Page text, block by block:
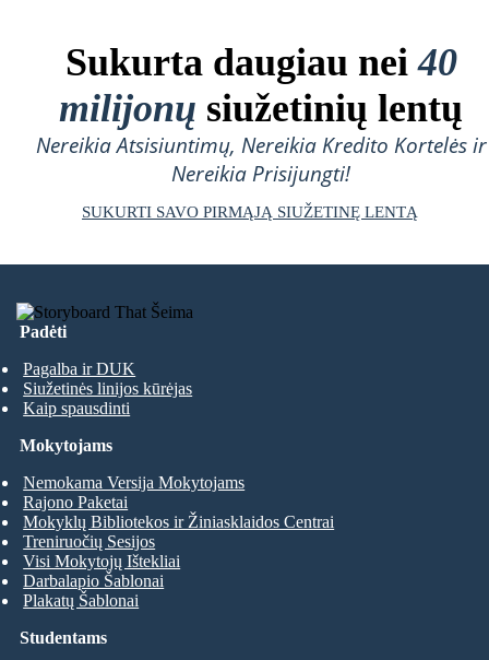
Sukurta daugiau nei40
milijonų siužetinių lentų
Nereikia Atsisiuntimų, Nereikia Kredito Kortelės ir
Nereikia Prisijungti!
SUKURTI SAVO PIRMĄJĄ SIUŽETINĘ LENTĄ
Padėti
Pagalba ir DUK
Siužetinės linijos kūrėjas
Kaip spausdinti
Studentams
Mokytojams
Nemokama Versija Mokytojams
Rajono Paketai
Mokyklų Bibliotekos ir Žiniasklaidos Centrai
Treniruočių Sesijos
Visi Mokytojų Ištekliai
Darbalapio Šablonai
Plakatų Šablonai